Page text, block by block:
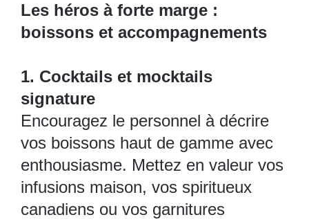
Les héros à forte marge :
boissons et accompagnements
1. Cocktails et mocktails
signature
Encouragez le personnel à décrire
vos boissons haut de gamme avec
enthousiasme. Mettez en valeur vos
infusions maison, vos spiritueux
canadiens ou vos garnitures